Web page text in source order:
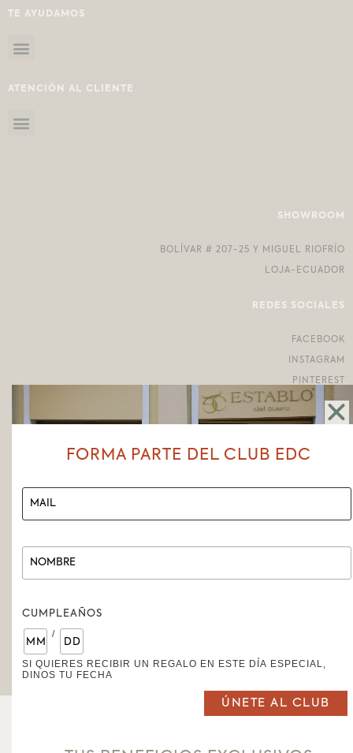
TE AYUDAMOS
ATENCIÓN AL CLIENTE
SHOWROOM
BOLÍVAR # 207-25 Y MIGUEL RIOFRÍO
LOJA-ECUADOR
REDES SOCIALES
FACEBOOK
INSTAGRAM
PINTEREST
TWITTER
TELÉFONO: 07 2573567
CONTACTO
FORMA PARTE DEL CLUB EDC
CUMPLEAÑOS
/
SI QUIERES RECIBIR UN REGALO EN ESTE DÍA ESPECIAL,
DINOS TU FECHA